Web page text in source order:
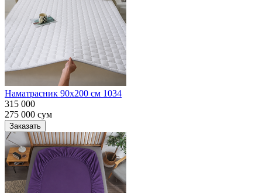
Наматрасник 90х200 см 1034
315 000
275 000 сум
Заказать